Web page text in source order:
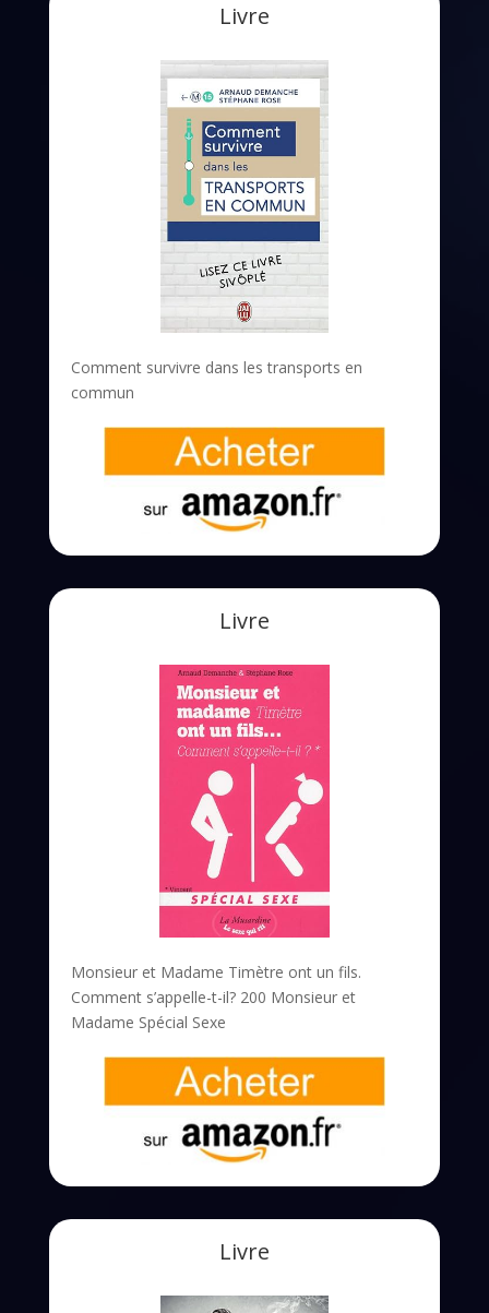
Livre
Comment survivre dans les transports en
commun
Livre
Monsieur et Madame Timètre ont un fils.
Comment s’appelle-t-il? 200 Monsieur et
Madame Spécial Sexe
Livre